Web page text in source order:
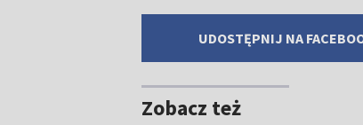
UDOSTĘPNIJ NA
Zobacz też